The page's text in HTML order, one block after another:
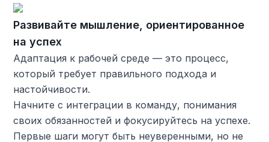
Развивайте мышление, ориентированное
на успех
Адаптация к рабочей среде — это процесс,
который требует правильного подхода и
настойчивости.
Начните с интеграции в команду, понимания
своих обязанностей и фокусируйтесь на успехе.
Первые шаги могут быть неуверенными, но не